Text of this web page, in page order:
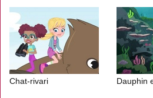
Chat-rivari Dauphin